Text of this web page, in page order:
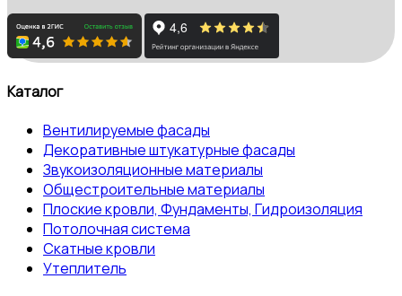
Каталог
Вентилируемые фасады
Декоративные штукатурные фасады
Звукоизоляционные материалы
Общестроительные материалы
Плоские кровли, Фундаменты, Гидроизоляция
Потолочная система
Скатные кровли
Утеплитель